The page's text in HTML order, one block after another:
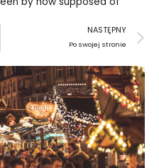
NASTĘPNY
Po swojej stronie